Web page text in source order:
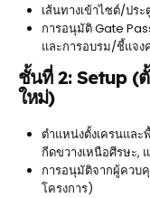
เส้นทางเข้าไซต์/ปร
การอนุมัติ Gate
และการอบรม/ชี้แจง
ชั้นที่ 2: Setup (ตั้
ใหม่)
ตำแหน่งตั้งเครนแล
กีดขวางเหนือศีรษะ,
การอนุมัติจากผู้ควบ
โครงการ)